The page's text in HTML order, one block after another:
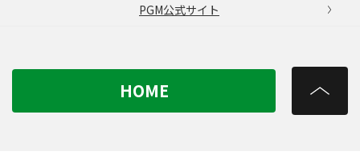
PGM公式サイト
HOME